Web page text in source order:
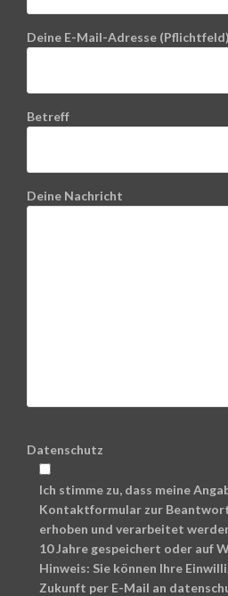
Deine E-Mail-Adresse (Pflichtfeld)
Betreff
Deine Nachricht
Datenschutz
Ich stimme zu, dass meine
Kontaktformular zur
erhoben und verarbeitet
10 Jahre gespeichert oder auf
Hinweis: Sie können Ihre
Zukunft per E-Mail an